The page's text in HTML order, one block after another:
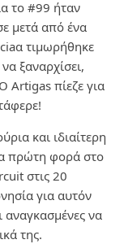
το #99 ήταν
μετά από ένα
τιμωρήθηκε
ξαναρχίσει,
Artigas πίεζε για
και ιδιαίτερη
πρώτη φορά στο
στις 20
για αυτόν
αναγκασμένες να
της.